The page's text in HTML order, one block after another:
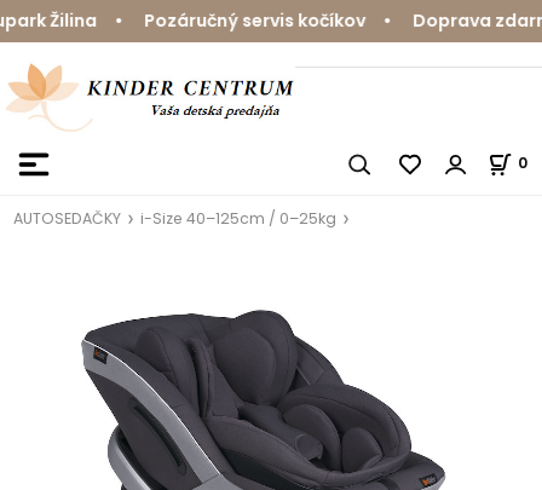
Žilina • Pozáručný servis kočíkov • Doprava
0
AUTOSEDAČKY i-Size 40–125cm / 0–25kg